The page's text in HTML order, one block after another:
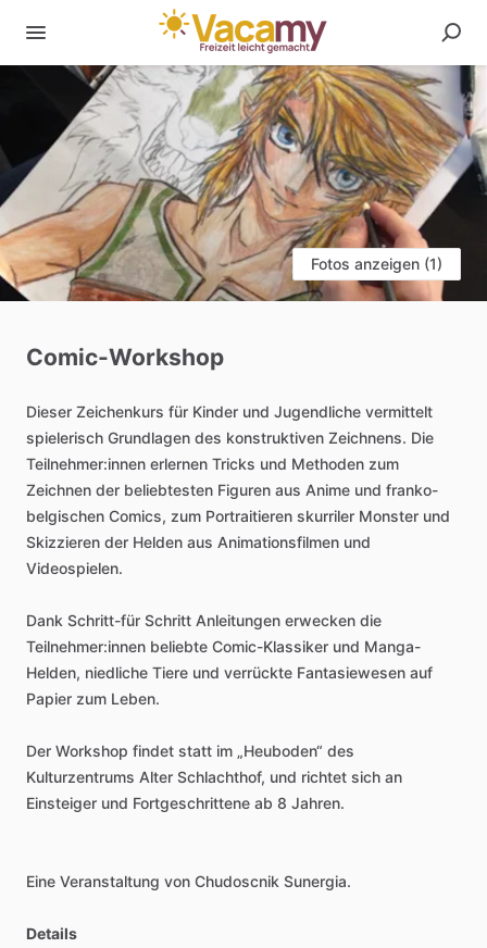
Fotos anzeigen (1)
Comic-Workshop
Dieser Zeichenkurs für Kinder und Jugendliche vermittelt
spielerisch Grundlagen des konstruktiven Zeichnens. Die
Teilnehmer:innen erlernen Tricks und Methoden zum
Zeichnen der beliebtesten Figuren aus Anime und franko-
belgischen Comics, zum Portraitieren skurriler Monster und
Skizzieren der Helden aus Animationsfilmen und
Videospielen.
Dank Schritt-für Schritt Anleitungen erwecken die
Teilnehmer:innen beliebte Comic-Klassiker und Manga-
Helden, niedliche Tiere und verrückte Fantasiewesen auf
Papier zum Leben.
Der Workshop findet statt im „Heuboden“ des
Kulturzentrums Alter Schlachthof, und richtet sich an
Einsteiger und Fortgeschrittene ab 8 Jahren.
Eine Veranstaltung von Chudoscnik Sunergia.
Details